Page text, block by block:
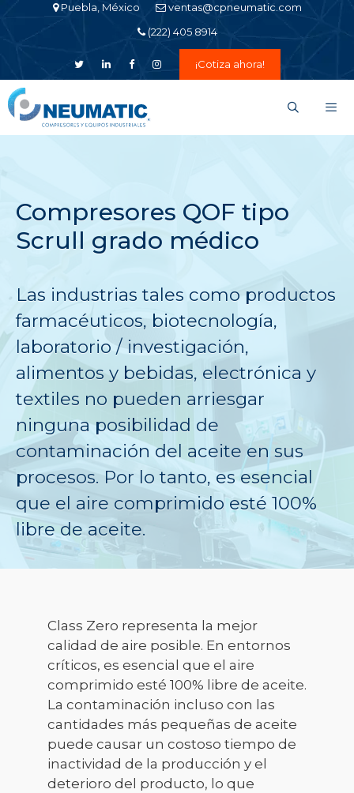
Puebla, México
ventas@cpneumatic.com
(222) 405 8914
¡Cotiza ahora!
Compresores QOF tipo
Scrull grado médico
Las industrias tales como productos
farmacéuticos, biotecnología,
laboratorio / investigación,
alimentos y bebidas, electrónica y
textiles no pueden arriesgar
ninguna posibilidad de
contaminación del aceite en sus
procesos. Por lo tanto, es esencial
que el aire comprimido esté 100%
libre de aceite.
Class Zero representa la mejor
calidad de aire posible. En entornos
críticos, es esencial que el aire
comprimido esté 100% libre de aceite.
La contaminación incluso con las
cantidades más pequeñas de aceite
puede causar un costoso tiempo de
inactividad de la producción y el
deterioro del producto, lo que